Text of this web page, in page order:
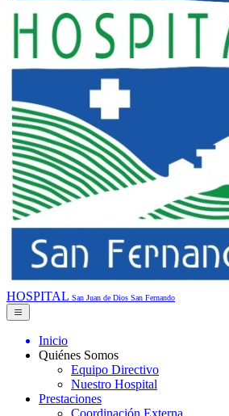
HOSPITAL San Juan de Dios San Fernando
Inicio
Quiénes Somos
Equipo Directivo
Nuestro Hospital
Prestaciones
Coordinación Externa